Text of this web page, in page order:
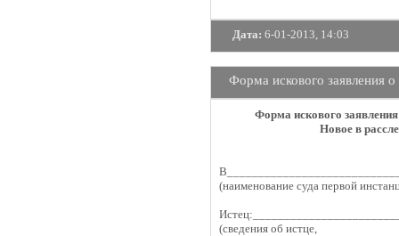
Дата: 6-01-2013, 14:03
Форма искового заявления
Форма искового
Новое в
(наименование суда первой
(сведения об истце,